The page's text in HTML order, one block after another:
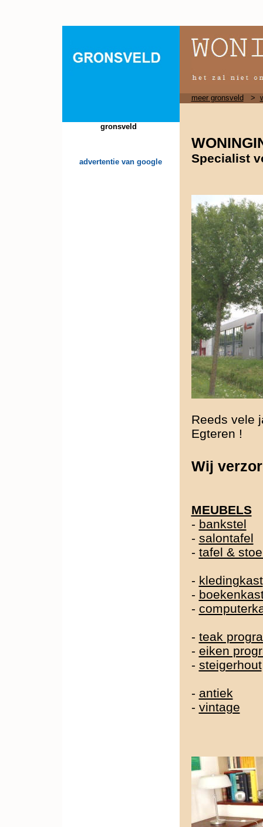
gronsveld
advertentie van google
meer gronsveld >
Specialist
Reeds vele
Egteren !
Wij
MEUBELS
- bankstel
- salontafel
- tafel &
- kledingkast
-
-
- teak
- eiken
- steigerhout
- antiek
- vintage